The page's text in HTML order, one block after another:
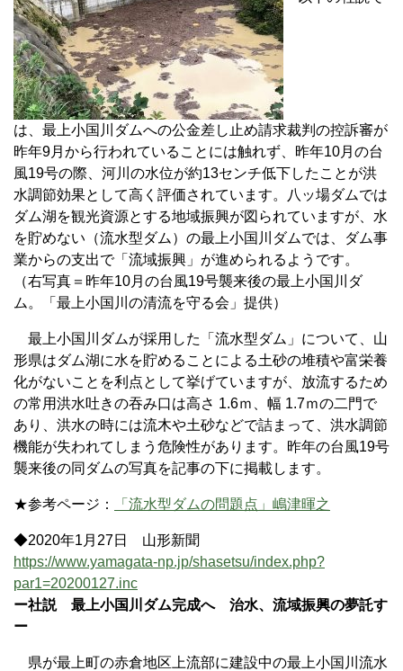
は、最上小国川ダムへの公金差し止め請求裁判の控訴審が
昨年9月から行われていることには触れず、昨年10月の台
風19号の際、河川の水位が約13センチ低下したことが洪
水調節効果として高く評価されています。八ッ場ダムでは
ダム湖を観光資源とする地域振興が図られていますが、水
を貯めない（流水型ダム）の最上小国川ダムでは、ダム事
業からの支出で「流域振興」が進められるようです。
（右写真＝昨年10月の台風19号襲来後の最上小国川ダ
ム。「最上小国川の清流を守る会」提供）
最上小国川ダムが採用した「流水型ダム」について、山
形県はダム湖に水を貯めることによる土砂の堆積や富栄養
化がないことを利点として挙げていますが、放流するため
の常用洪水吐きの吞み口は高さ 1.6ｍ、幅 1.7ｍの二門で
あり、洪水の時には流木や土砂などで詰まって、洪水調節
機能が失われてしまう危険性があります。昨年の台風19号
襲来後の同ダムの写真を記事の下に掲載します。
★参考ページ： 「流水型ダムの問題点」嶋津暉之
◆2020年1月27日 山形新聞
https://www.yamagata-np.jp/shasetsu/index.php?
par1=20200127.inc
ー社説 最上小国川ダム完成へ 治水、流域振興の夢託す
ー
県が最上町の赤倉地区上流部に建設中の最上小国川流水